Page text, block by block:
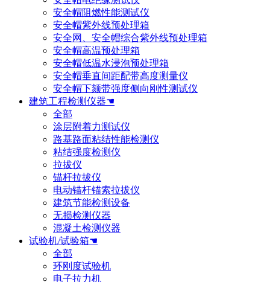
安全帽阻燃性能测试仪
安全帽紫外线预处理箱
安全网、安全帽综合紫外线预处理箱
安全帽高温预处理箱
安全帽低温水浸泡预处理箱
安全帽垂直间距配带高度测量仪
安全帽下颏带强度侧向刚性测试仪
建筑工程检测仪器☚
全部
涂层附着力测试仪
路基路面粘结性能检测仪
粘结强度检测仪
拉拔仪
锚杆拉拔仪
电动锚杆锚索拉拔仪
建筑节能检测设备
无损检测仪器
混凝土检测仪器
试验机/试验箱☚
全部
环刚度试验机
电子拉力机